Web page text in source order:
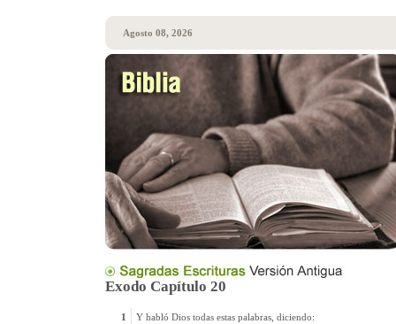
Agosto 08, 2026
Exodo Capítulo 20
1
Y habló Dios todas estas palabras, diciendo: